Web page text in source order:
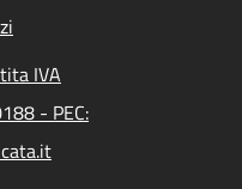
IVA
- PEC: